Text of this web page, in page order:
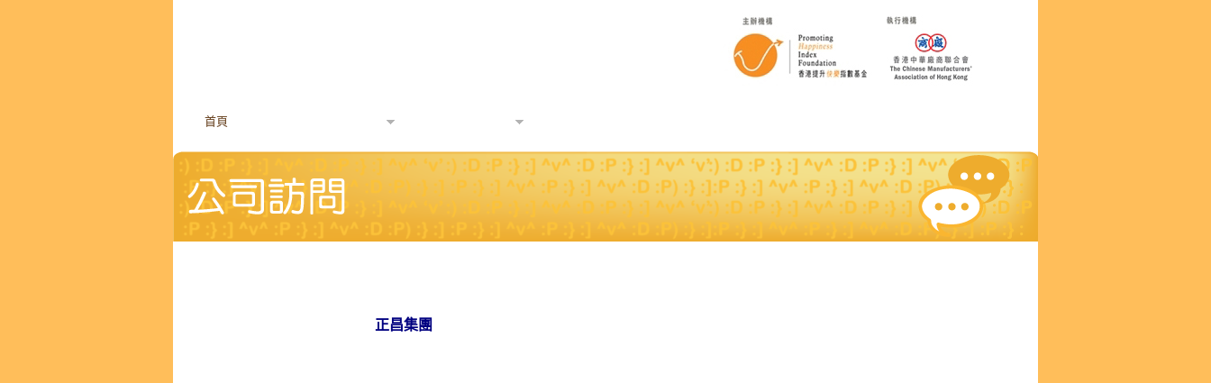
首頁
正昌集團